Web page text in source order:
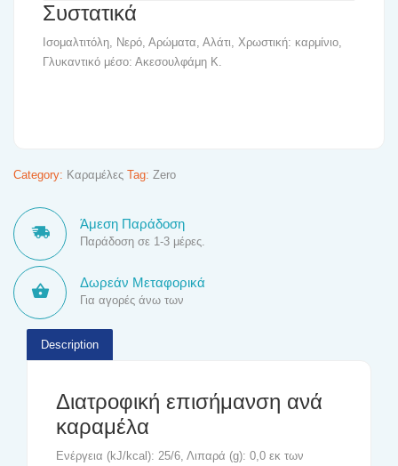
Συστατικά
Ισομαλτιτόλη, Νερό, Αρώματα, Αλάτι, Χρωστική: καρμίνιο,
Γλυκαντικό μέσο: Ακεσουλφάμη Κ.
Category: Καραμέλες Tag: Zero
Άμεση Παράδοση
Παράδοση σε 1-3 μέρες.
Δωρεάν Μεταφορικά
Για αγορές άνω των
Description
Διατροφική επισήμανση ανά
καραμέλα
Ενέργεια (kJ/kcal): 25/6, Λιπαρά (g): 0,0 εκ των